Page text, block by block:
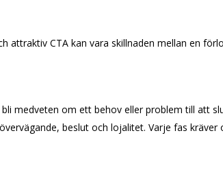
attraktiv CTA kan vara skillnaden mellan en
medveten om ett behov eller problem till att
beslut och lojalitet. Varje fas